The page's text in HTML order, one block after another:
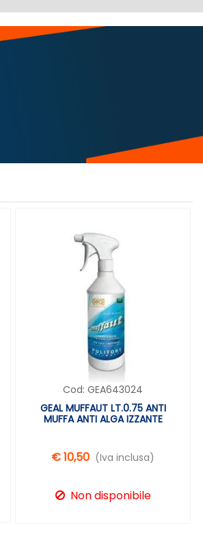
Cod: GEA643024
GEAL MUFFAUT LT.0.75 ANTI
MUFFA ANTI ALGA IZZANTE
€ 10,50 (Iva inclusa)
Non disponibile